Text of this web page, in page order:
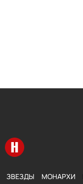
Перейти на главную
ЗВЕЗДЫ МОНАРХИ